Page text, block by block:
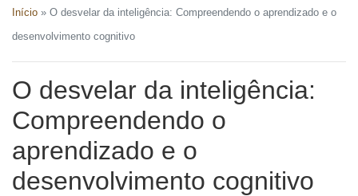
Início » O desvelar da inteligência: Compreendendo o aprendizado e o
desenvolvimento cognitivo
O desvelar da inteligência:
Compreendendo o
aprendizado e o
desenvolvimento cognitivo